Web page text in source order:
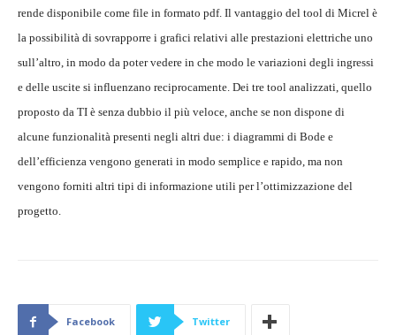
rende disponibile come file in formato pdf. Il vantaggio del tool di Micrel è
la possibilità di sovrapporre i grafici relativi alle prestazioni elettriche uno
sull’altro, in modo da poter vedere in che modo le variazioni degli ingressi
e delle uscite si influenzano reciprocamente. Dei tre tool analizzati, quello
proposto da TI è senza dubbio il più veloce, anche se non dispone di
alcune funzionalità presenti negli altri due: i diagrammi di Bode e
dell’efficienza vengono generati in modo semplice e rapido, ma non
vengono forniti altri tipi di informazione utili per l’ottimizzazione del
progetto.
Facebook Twitter